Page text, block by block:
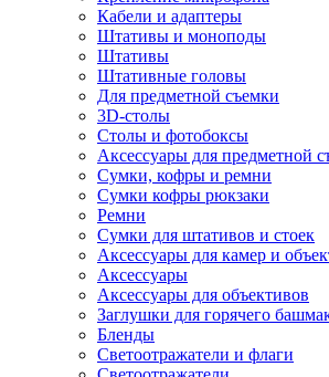
Кабели и адаптеры
Штативы и моноподы
Штативы
Штативные головы
Для предметной съемки
3D-столы
Столы и фотобоксы
Аксессуары для предметной
Сумки, кофры и ремни
Сумки кофры рюкзаки
Ремни
Сумки для штативов и стоек
Аксессуары для камер и
Аксессуары
Аксессуары для объективов
Заглушки для горячего
Бленды
Светоотражатели и флаги